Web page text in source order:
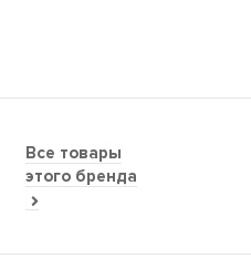
Все товары
этого бренда